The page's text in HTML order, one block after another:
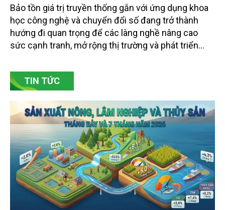
Bảo tồn giá trị truyền thống gắn với ứng dụng khoa
học công nghệ và chuyển đổi số đang trở thành
hướng đi quan trọng để các làng nghề nâng cao
sức cạnh tranh, mở rộng thị trường và phát triển
Bắc Ninh, nhiều nghệ nhân và cơ sở sản xuất đã
chủ động đổi mới tư duy, đầu tư công nghệ, xây
TIN TỨC